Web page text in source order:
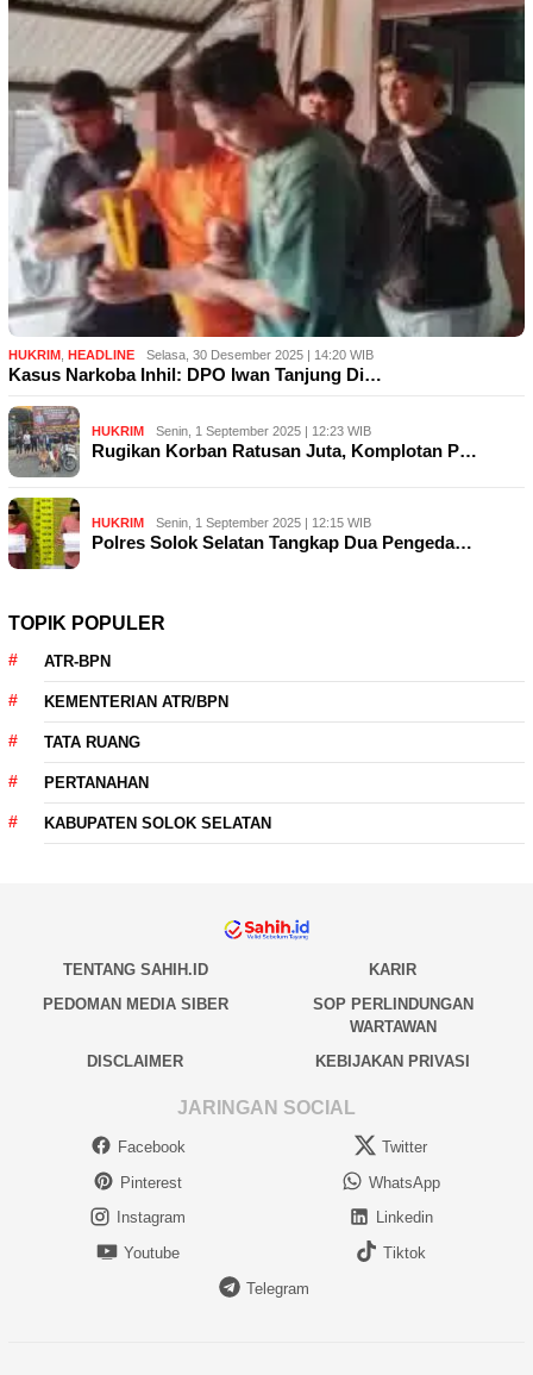
HUKRIM HEADLINE Selasa, 30 Desember 2025 | 14:20 WIB
Kasus Narkoba Inhil: DPO Iwan Tanjung Di…
HUKRIM Senin, 1 September 2025 | 12:23 WIB
Rugikan Korban Ratusan Juta, Komplotan P…
HUKRIM Senin, 1 September 2025 | 12:15 WIB
Polres Solok Selatan Tangkap Dua Pengeda…
TOPIK POPULER
ATR-BPN
KEMENTERIAN ATR/BPN
TATA RUANG
PERTANAHAN
KABUPATEN SOLOK SELATAN
TENTANG SAHIH.ID
KARIR
PEDOMAN MEDIA SIBER
SOP PERLINDUNGAN
WARTAWAN
DISCLAIMER
KEBIJAKAN PRIVASI
JARINGAN SOCIAL
Facebook
Twitter
Pinterest
WhatsApp
Instagram
Linkedin
Youtube
Tiktok
Telegram